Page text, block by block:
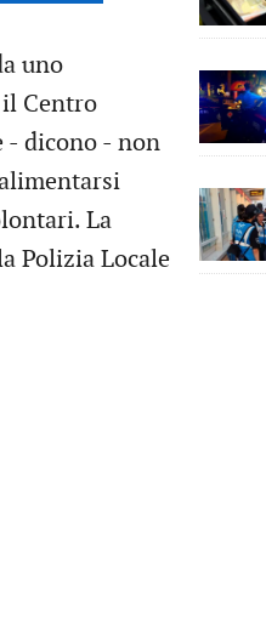
uno
il Centro
- dicono - non
La
Polizia Locale